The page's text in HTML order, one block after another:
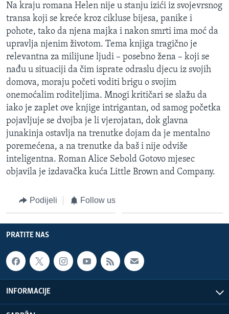
Na kraju romana Helen nije u stanju izići iz svojevrsnog
transa koji se kreće kroz cikluse bijesa, panike i
pohote, tako da njena majka i nakon smrti ima moć da
upravlja njenim životom. Tema knjiga tragično je
relevantna za milijune ljudi – posebno žena – koji se
nađu u situaciji da čim isprate odraslu djecu iz svojih
domova, moraju početi voditi brigu o svojim
onemoćalim roditeljima. Mnogi kritičari se slažu da
iako je zaplet ove knjige intrigantan, od samog početka
pojavljuje se dvojba je li vjerojatan, dok glavna
junakinja ostavlja na trenutke dojam da je mentalno
poremećena, a na trenutke da baš i nije odviše
inteligentna. Roman Alice Sebold Gotovo mjesec
objavila je izdavačka kuća Little Brown and Company.
Podijeli Follow us
PRATITE NAS
INFORMACIJE